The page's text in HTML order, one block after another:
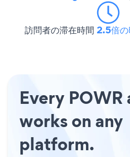
訪問者の滞在時間 2.5倍
Every POWR
works on any
platform.